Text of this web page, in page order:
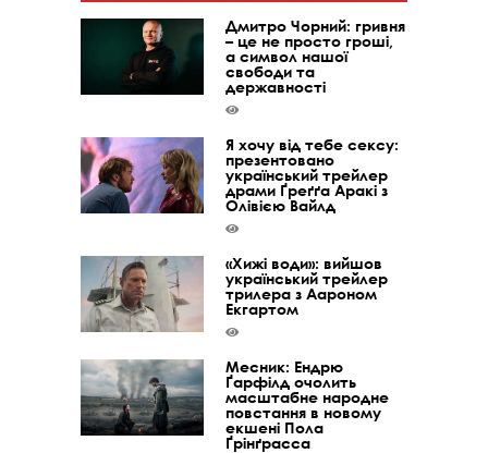
Дмитро Чорний: гривня
– це не просто гроші,
а символ нашої
свободи та
державності
Я хочу від тебе сексу:
презентовано
український трейлер
драми Ґреґґа Аракі з
Олівією Вайлд
«Хижі води»: вийшов
український трейлер
трилера з Аароном
Екгартом
Месник: Ендрю
Ґарфілд очолить
масштабне народне
повстання в новому
екшені Пола
Ґрінґрасса